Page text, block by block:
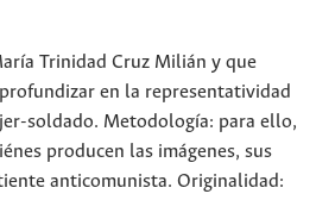
Trinidad Cruz Milián y que
en la representatividad
soldado. Metodología: para ello,
producen las imágenes, sus
anticomunista. Originalidad: